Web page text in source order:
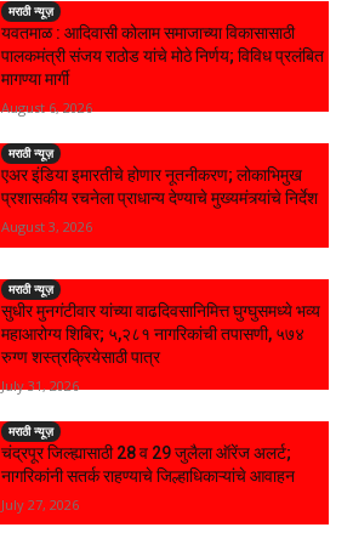
मराठी न्यूज़
यवतमाळ : आदिवासी कोलाम समाजाच्या विकासासाठी
पालकमंत्री संजय राठोड यांचे मोठे निर्णय; विविध प्रलंबित
मागण्या मार्गी
August 6, 2026
मराठी न्यूज़
एअर इंडिया इमारतीचे होणार नूतनीकरण; लोकाभिमुख
प्रशासकीय रचनेला प्राधान्य देण्याचे मुख्यमंत्र्यांचे निर्देश
August 3, 2026
मराठी न्यूज़
सुधीर मुनगंटीवार यांच्या वाढदिवसानिमित्त घुग्घुसमध्ये भव्य
महाआरोग्य शिबिर; ५,२८१ नागरिकांची तपासणी, ५७४
रुग्ण शस्त्रक्रियेसाठी पात्र
July 31, 2026
मराठी न्यूज़
चंद्रपूर जिल्ह्यासाठी 28 व 29 जुलैला ऑरेंज अलर्ट;
नागरिकांनी सतर्क राहण्याचे जिल्हाधिकाऱ्यांचे आवाहन
July 27, 2026